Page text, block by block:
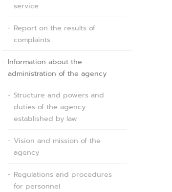
service
Report on the results of
complaints
Information about the
administration of the agency
Structure and powers and
duties of the agency
established by law
Vision and mission of the
agency
Regulations and procedures
for personnel